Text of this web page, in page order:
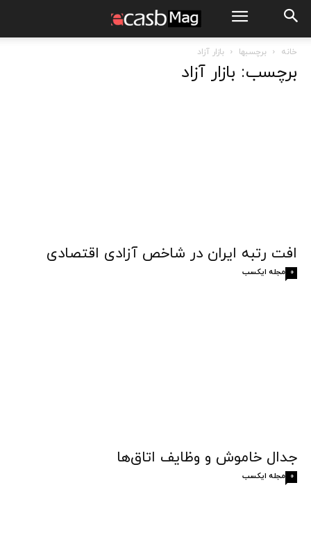
خانه برچسبها بازار آزاد
برچسب: بازار آزاد
افت رتبه ایران در شاخص آزادی اقتصادی
مجله ایکسب 0
جدال خاموش و وظایف اتاق‌ها
مجله ایکسب 0